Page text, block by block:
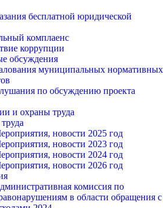
бесплатной юридической
комплаенс
коррупции
обсуждения
муниципальных нормативных
по обсуждению проекта
и охраны труда
новости 2025 год
новости 2023 год
новости 2024 год
новости 2026 год
комиссия по
в области обращения с